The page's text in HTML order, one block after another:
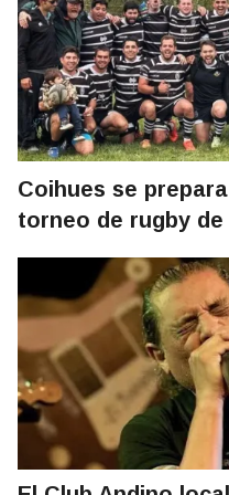
Coihues se
torneo de rugby de